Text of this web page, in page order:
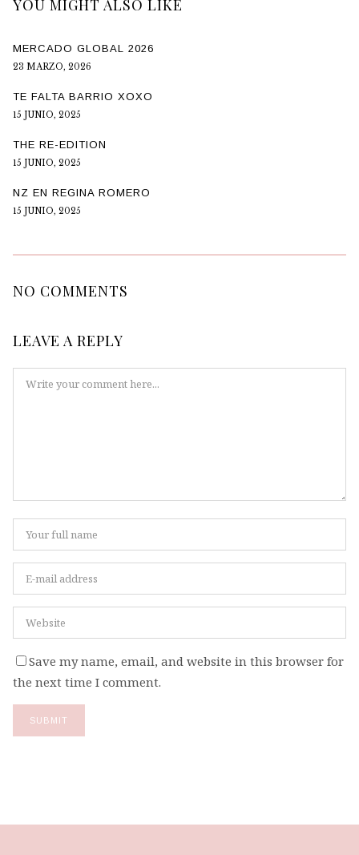
YOU MIGHT ALSO LIKE
MERCADO GLOBAL 2026
23 MARZO, 2026
TE FALTA BARRIO XOXO
15 JUNIO, 2025
THE RE-EDITION
15 JUNIO, 2025
NZ EN REGINA ROMERO
15 JUNIO, 2025
NO COMMENTS
LEAVE A REPLY
Save my name, email, and website in this browser for
the next time I comment.